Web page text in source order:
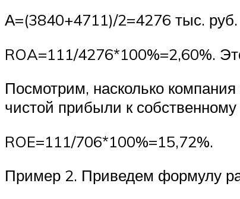
А=(3840+4711)/2=4276 тыс. руб.
ROA=111/4276*100%=2,60%.
Посмотрим, насколько
чистой прибыли к
ROE=111/706*100%=15,72%.
Пример 2. Приведем формулу